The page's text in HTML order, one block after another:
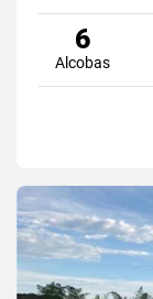
6
Alcobas